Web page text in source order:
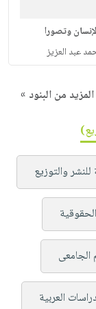
وتصورا
عبد العزيز
المزيد من البنود »
للنشر والتوزيع
الجامعى
العربية